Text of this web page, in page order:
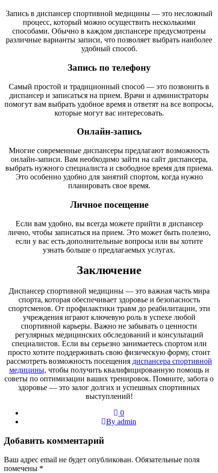
Запись в диспансер спортивной медицины — это несложный
процесс, который можно осуществить несколькими
способами. Обычно в каждом диспансере предусмотрены
различные варианты записи, что позволяет выбрать наиболее
удобный способ.
Запись по телефону
Самый простой и традиционный способ — это позвонить в
диспансер и записаться на прием. Врачи и администраторы
помогут вам выбрать удобное время и ответят на все вопросы,
которые могут вас интересовать.
Онлайн-запись
Многие современные диспансеры предлагают возможность
онлайн-записи. Вам необходимо зайти на сайт диспансера,
выбрать нужного специалиста и свободное время для приема.
Это особенно удобно для занятий спортом, когда нужно
планировать свое время.
Личное посещение
Если вам удобно, вы всегда можете прийти в диспансер
лично, чтобы записаться на прием. Это может быть полезно,
если у вас есть дополнительные вопросы или вы хотите
узнать больше о предлагаемых услугах.
Заключение
Диспансер спортивной медицины — это важная часть мира
спорта, которая обеспечивает здоровье и безопасность
спортсменов. От профилактики травм до реабилитации, эти
учреждения играют ключевую роль в успехе любой
спортивной карьеры. Важно не забывать о ценности
регулярных медицинских обследований и консультаций
специалистов. Если вы серьезно занимаетесь спортом или
просто хотите поддерживать свою физическую форму, стоит
рассмотреть возможность посещения диспансера спортивной
медицины, чтобы получить квалифицированную помощь и
советы по оптимизации ваших тренировок. Помните, забота о
здоровье — это залог долгих и успешных спортивных
выступлений!
0
By admin
Добавить комментарий
Ваш адрес email не будет опубликован. Обязательные поля
помечены *